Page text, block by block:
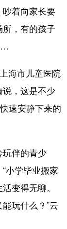
着向家长要
，有的孩子
海市儿童医院
说，这是不少
速安静下来的
伴的青少
小学毕业搬家
变得无聊。
玩什么？”云